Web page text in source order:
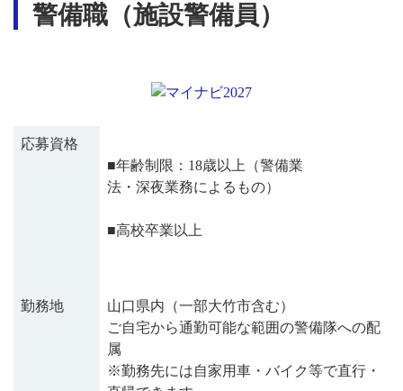
警備職（施設警備員）
応募資格
■年齢制限：18歳以上（警備業
法・深夜業務によるもの）
■高校卒業以上
勤務地
山口県内（一部大竹市含む）
ご自宅から通勤可能な範囲の警備隊への配
属
※勤務先には自家用車・バイク等で直行・